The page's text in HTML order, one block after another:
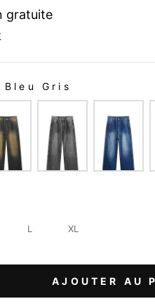
gratuite
Bleu Gris
L XL
AJOUTER AU